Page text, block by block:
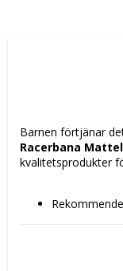
Racerbana Mattel
kvalitetsprodukter